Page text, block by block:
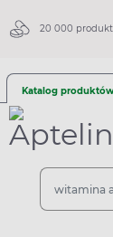
20 000
Katalog produktów